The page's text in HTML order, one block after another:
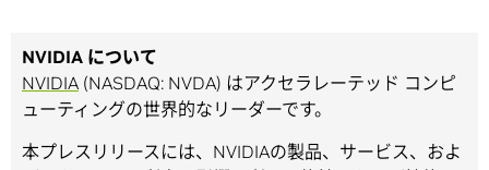
NVIDIA について
NVIDIA (NASDAQ: NVDA) はアクセラレーテッド コンピ
ューティングの世界的なリーダーです。
本プレスリリースには、NVIDIAの製品、サービス、およ